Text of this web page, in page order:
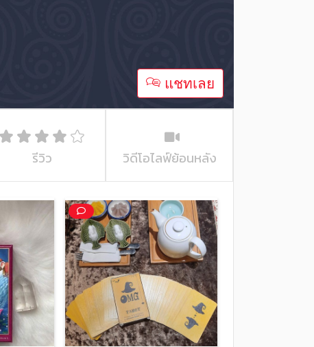
แชทเลย
รีวิว วิดีโอไลฟ์ย้อนหลัง